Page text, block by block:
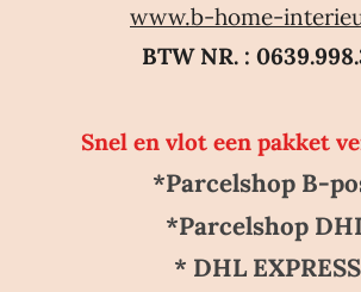
www.b-home-
BTW NR. :
Snel en vlot een pakket
*Parcelshop B-
*Parcelshop
* DHL EXPRESS